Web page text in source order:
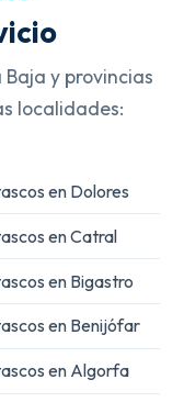
y provincias
localidades:
en Dolores
en Catral
en Bigastro
en Benijófar
en Algorfa